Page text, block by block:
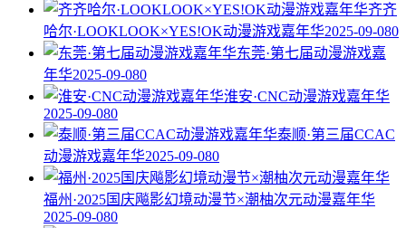
齐齐
哈尔·LOOKLOOK×YES!OK动漫游戏嘉年华2025-09-080
东莞·第七届动漫游戏嘉
年华2025-09-080
淮安·CNC动漫游戏嘉年华
2025-09-080
泰顺·第三届CCAC
动漫游戏嘉年华2025-09-080
福州·2025国庆飚影幻境动漫节×潮柚次元动漫嘉年华
2025-09-080